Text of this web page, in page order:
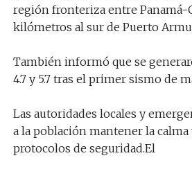
región fronteriza entre Panamá-
kilómetros al sur de Puerto
También informó que se
4.7 y 5.7 tras el primer sismo de
Las autoridades locales y
a la población mantener la
protocolos de seguridad.El